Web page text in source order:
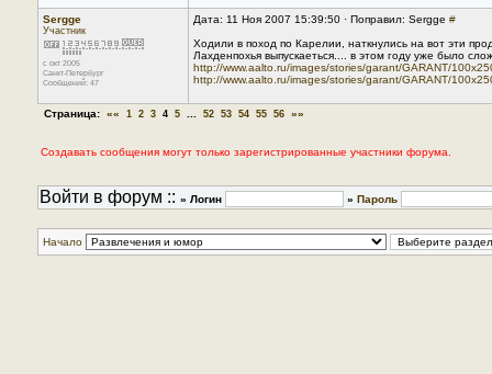
Sergge
Участник
с окт 2005
Санкт-Петербург
Сообщений: 47
Дата: 11 Ноя 2007 15:39:50 · Поправил: Sergge #
Ходили в поход по Карелии, наткнулись на вот эти
Лахденпохья выпускаеться.... в этом году уже было
http://www.aalto.ru/images/stories/garant/GARANT/
http://www.aalto.ru/images/stories/garant/GARANT/
Страница: «« 1 2 3 4 5 52 53 54 55 56 »»
Создавать сообщения могут только зарегистрированные участники форума.
Войти в форум :: » Логин » Пароль
Начало